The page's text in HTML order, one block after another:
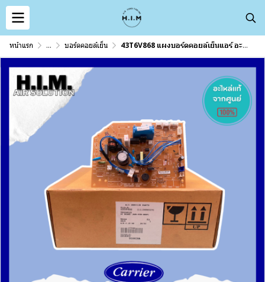
หน้าแรก ... บอร์ดคอยล์เย็น 43T6V868 แผงบอร์ดคอยล์เย็นแอร์ อะไหล่แอร์ ของแท้จากศูนย์CARRIER